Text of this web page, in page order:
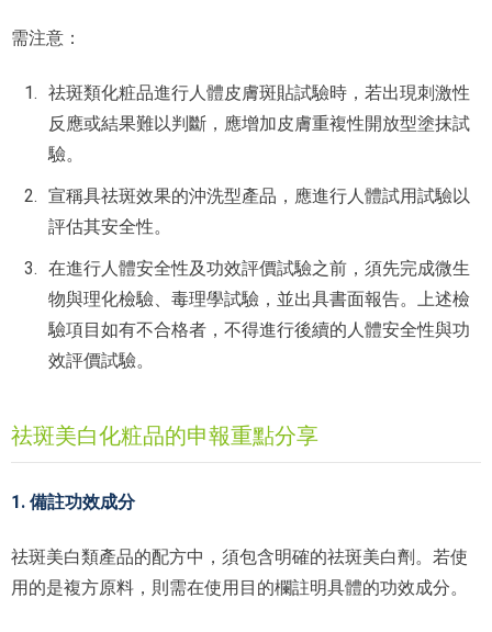
需注意：
祛斑類化粧品進行人體皮膚斑貼試驗時，若出現刺激性
反應或結果難以判斷，應增加皮膚重複性開放型塗抹試
驗。
宣稱具祛斑效果的沖洗型產品，應進行人體試用試驗以
評估其安全性。
在進行人體安全性及功效評價試驗之前，須先完成微生
物與理化檢驗、毒理學試驗，並出具書面報告。上述檢
驗項目如有不合格者，不得進行後續的人體安全性與功
效評價試驗。
祛斑美白化粧品的申報重點分享
1. 備註功效成分
祛斑美白類產品的配方中，須包含明確的祛斑美白劑。若使
用的是複方原料，則需在使用目的欄註明具體的功效成分。